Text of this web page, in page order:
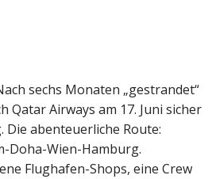
sechs Monaten „gestrandet“
Qatar Airways am 17. Juni sicher
Die abenteuerliche Route:
Doha-Wien-Hamburg.
Flughafen-Shops, eine Crew